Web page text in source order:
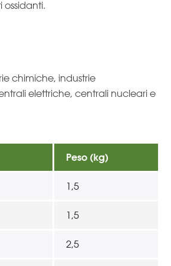
chimiche, industrie
elettriche, centrali nucleari e
Peso (kg)
1,5
1,5
2,5